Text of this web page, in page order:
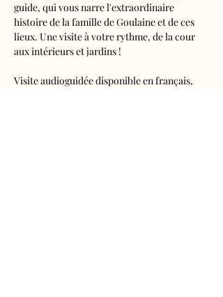
guide, qui vous narre l'extraordinaire
histoire de la famille de Goulaine et de ces
lieux. Une visite à votre rythme, de la cour
aux intérieurs et jardins !
Visite audioguidée disponible en français,